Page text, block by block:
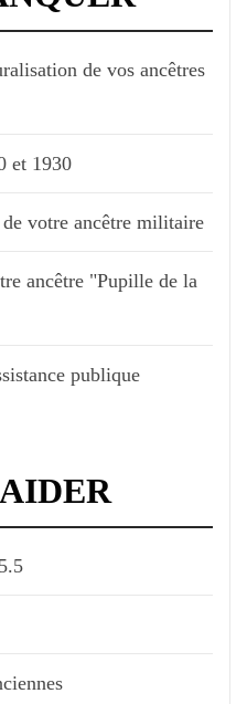
de vos ancêtres
et 1930
votre ancêtre militaire
ancêtre "Pupille de la
publique